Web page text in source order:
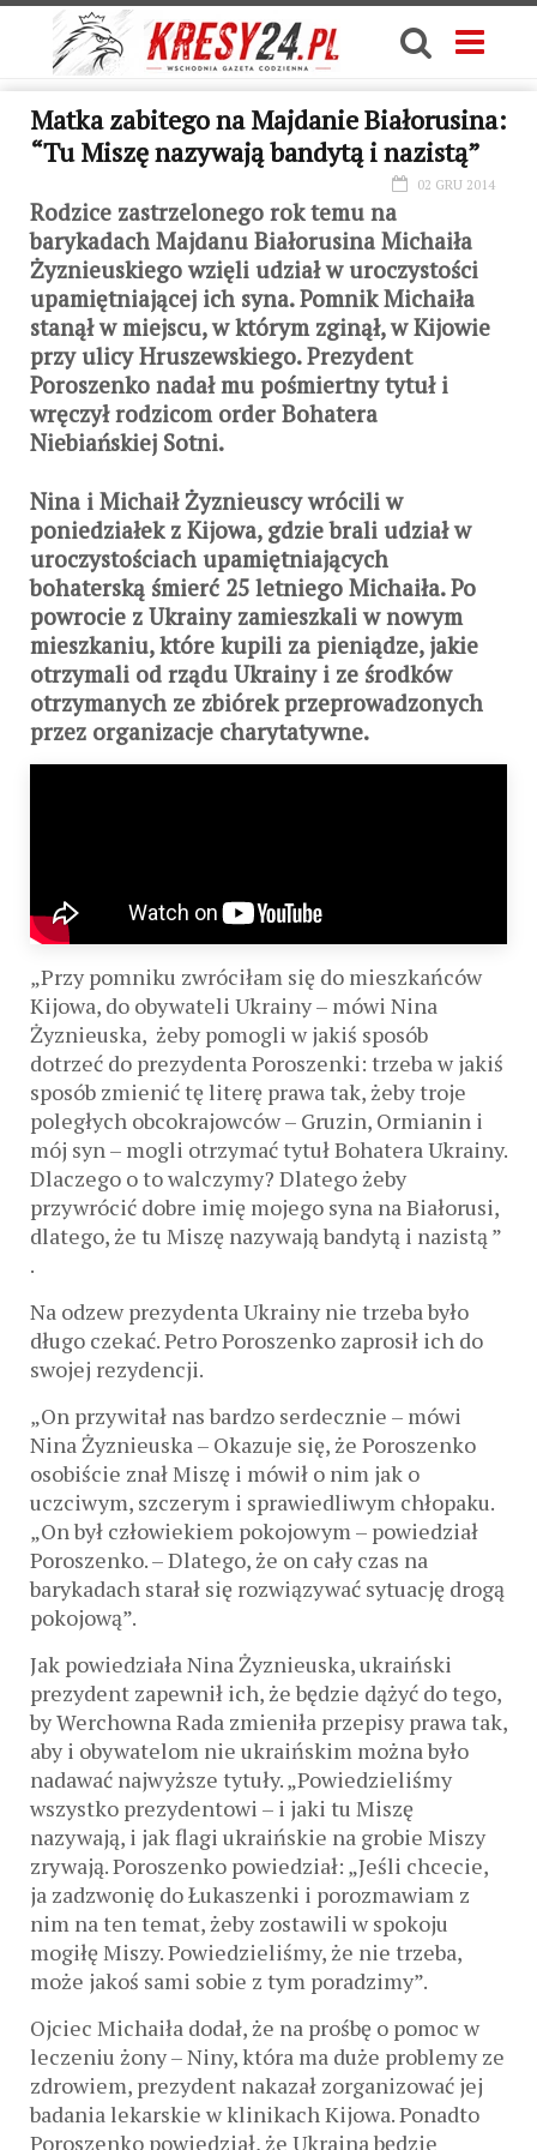
Matka zabitego na Majdanie Białorusina:
“Tu Miszę nazywają bandytą i nazistą”
02 GRU 2014
Rodzice zastrzelonego rok temu na
barykadach Majdanu Białorusina Michaiła
Żyznieuskiego wzięli udział w uroczystości
upamiętniającej ich syna. Pomnik Michaiła
stanął w miejscu, w którym zginął, w Kijowie
przy ulicy Hruszewskiego. Prezydent
Poroszenko nadał mu pośmiertny tytuł i
wręczył rodzicom order Bohatera
Niebiańskiej Sotni.
Nina i Michaił Żyznieuscy wrócili w
poniedziałek z Kijowa, gdzie brali udział w
uroczystościach upamiętniających
bohaterską śmierć 25 letniego Michaiła. Po
powrocie z Ukrainy zamieszkali w nowym
mieszkaniu, które kupili za pieniądze, jakie
otrzymali od rządu Ukrainy i ze środków
otrzymanych ze zbiórek przeprowadzonych
przez organizacje charytatywne.
„Przy pomniku zwróciłam się do mieszkańców
Kijowa, do obywateli Ukrainy – mówi Nina
Żyznieuska, żeby pomogli w jakiś sposób
dotrzeć do prezydenta Poroszenki: trzeba w jakiś
sposób zmienić tę literę prawa tak, żeby troje
poległych obcokrajowców – Gruzin, Ormianin i
mój syn – mogli otrzymać tytuł Bohatera Ukrainy.
Dlaczego o to walczymy? Dlatego żeby
przywrócić dobre imię mojego syna na Białorusi,
dlatego, że tu Miszę nazywają bandytą i nazistą ”
.
Na odzew prezydenta Ukrainy nie trzeba było
długo czekać. Petro Poroszenko zaprosił ich do
swojej rezydencji.
„On przywitał nas bardzo serdecznie – mówi
Nina Żyznieuska – Okazuje się, że Poroszenko
osobiście znał Miszę i mówił o nim jak o
uczciwym, szczerym i sprawiedliwym chłopaku.
„On był człowiekiem pokojowym – powiedział
Poroszenko. – Dlatego, że on cały czas na
barykadach starał się rozwiązywać sytuację drogą
pokojową”.
Jak powiedziała Nina Żyznieuska, ukraiński
prezydent zapewnił ich, że będzie dążyć do tego,
by Werchowna Rada zmieniła przepisy prawa tak,
aby i obywatelom nie ukraińskim można było
nadawać najwyższe tytuły. „Powiedzieliśmy
wszystko prezydentowi – i jaki tu Miszę
nazywają, i jak flagi ukraińskie na grobie Miszy
zrywają. Poroszenko powiedział: „Jeśli chcecie,
ja zadzwonię do Łukaszenki i porozmawiam z
nim na ten temat, żeby zostawili w spokoju
mogiłę Miszy. Powiedzieliśmy, że nie trzeba,
może jakoś sami sobie z tym poradzimy”.
Ojciec Michaiła dodał, że na prośbę o pomoc w
leczeniu żony – Niny, która ma duże problemy ze
zdrowiem, prezydent nakazał zorganizować jej
badania lekarskie w klinikach Kijowa. Ponadto
Poroszenko powiedział, że Ukraina będzie